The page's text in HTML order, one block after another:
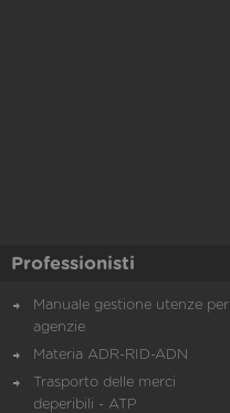
Professionisti
Manuale gestione utenze per
agenzie
Materia ADR-RID-ADN
Trasporto delle merci
deperibili - ATP